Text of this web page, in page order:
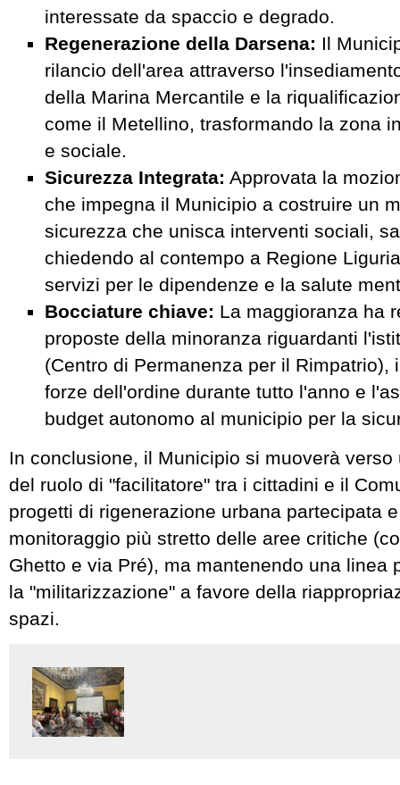
interessate da spaccio e degrado.
Regenerazione della Darsena: Il
rilancio dell'area attraverso
della Marina Mercantile e la
come il Metellino, trasformando la zona
e sociale.
Sicurezza Integrata: Approvata la
che impegna il Municipio a costruire un
sicurezza che unisca interventi sociali,
chiedendo al contempo a Regione
servizi per le dipendenze e la salute
Bocciature chiave: La maggioranza ha
proposte della minoranza riguardanti
(Centro di Permanenza per il Rimpatrio),
forze dell'ordine durante tutto l'anno e
budget autonomo al municipio per la
In conclusione, il Municipio si muoverà verso
del ruolo di "facilitatore" tra i cittadini e il
progetti di rigenerazione urbana partecipata
monitoraggio più stretto delle aree critiche
Ghetto e via Pré), ma mantenendo una linea
la "militarizzazione" a favore della
spazi.